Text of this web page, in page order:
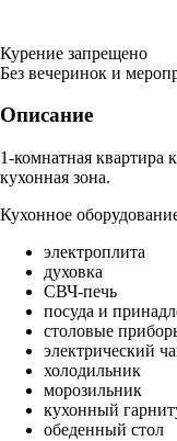
Курение запрещено
Без вечеринок и
Описание
1-комнатная квартира
кухонная зона.
Кухонное
электроплита
духовка
СВЧ-печь
посуда и
столовые
электрический
холодильник
морозильник
кухонный
обеденный стол